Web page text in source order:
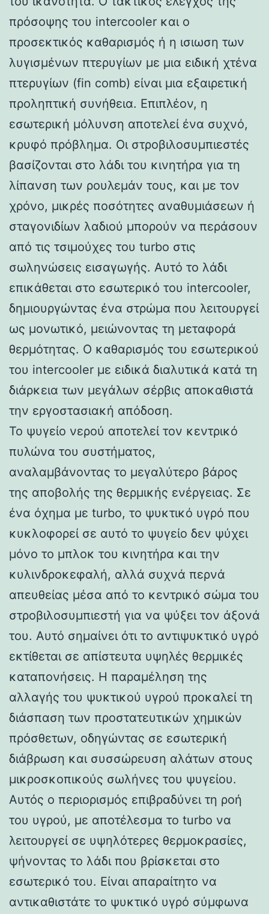
πρόσοψης του intercooler και ο
προσεκτικός καθαρισμός ή η ισιωση των
λυγισμένων πτερυγίων με μια ειδική χτένα
πτερυγίων (fin comb) είναι μια εξαιρετική
προληπτική συνήθεια. Επιπλέον, η
εσωτερική μόλυνση αποτελεί ένα συχνό,
κρυφό πρόβλημα. Οι στροβιλοσυμπιεστές
βασίζονται στο λάδι του κινητήρα για τη
λίπανση των ρουλεμάν τους, και με τον
χρόνο, μικρές ποσότητες αναθυμιάσεων ή
σταγονιδίων λαδιού μπορούν να περάσουν
από τις τσιμούχες του turbo στις
σωληνώσεις εισαγωγής. Αυτό το λάδι
επικάθεται στο εσωτερικό του intercooler,
δημιουργώντας ένα στρώμα που λειτουργεί
ως μονωτικό, μειώνοντας τη μεταφορά
θερμότητας. Ο καθαρισμός του εσωτερικού
του intercooler με ειδικά διαλυτικά κατά τη
διάρκεια των μεγάλων σέρβις αποκαθιστά
την εργοστασιακή απόδοση.
Το ψυγείο νερού αποτελεί τον κεντρικό
πυλώνα του συστήματος,
αναλαμβάνοντας το μεγαλύτερο βάρος
της αποβολής της θερμικής ενέργειας. Σε
ένα όχημα με turbo, το ψυκτικό υγρό που
κυκλοφορεί σε αυτό το ψυγείο δεν ψύχει
μόνο το μπλοκ του κινητήρα και την
κυλινδροκεφαλή, αλλά συχνά περνά
απευθείας μέσα από το κεντρικό σώμα του
στροβιλοσυμπιεστή για να ψύξει τον άξονά
του. Αυτό σημαίνει ότι το αντιψυκτικό υγρό
εκτίθεται σε απίστευτα υψηλές θερμικές
καταπονήσεις. Η παραμέληση της
αλλαγής του ψυκτικού υγρού προκαλεί τη
διάσπαση των προστατευτικών χημικών
πρόσθετων, οδηγώντας σε εσωτερική
διάβρωση και συσσώρευση αλάτων στους
μικροσκοπικούς σωλήνες του ψυγείου.
Αυτός ο περιορισμός επιβραδύνει τη ροή
του υγρού, με αποτέλεσμα το turbo να
λειτουργεί σε υψηλότερες θερμοκρασίες,
ψήνοντας το λάδι που βρίσκεται στο
εσωτερικό του. Είναι απαραίτητο να
αντικαθιστάτε το ψυκτικό υγρό σύμφωνα